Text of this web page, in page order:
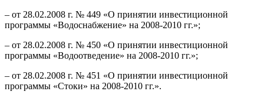
– от 28.02.2008 г. № 449 «О принятии инвестиционной
программы «Водоснабжение» на 2008-2010 гг.»;
– от 28.02.2008 г. № 450 «О принятии инвестиционной
программы «Водоотведение» на 2008-2010 гг.»;
– от 28.02.2008 г. № 451 «О принятии инвестиционной
программы «Стоки» на 2008-2010 гг.».